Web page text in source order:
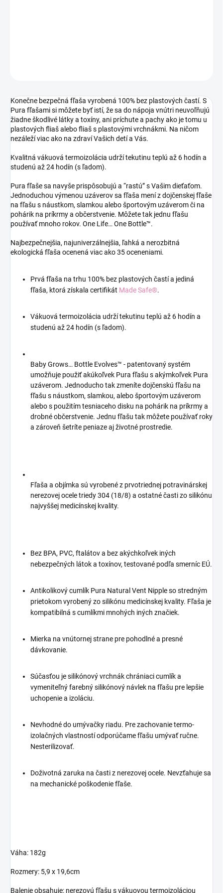
Konečne bezpečná fľaša vyrobená 100% bez plastových častí. S
Pura fľašami si môžete byť istí, že sa do nápoja vnútri neuvoľňujú
žiadne škodlivé látky a toxíny, ani príchute a pachy ako je tomu u
plastových fliaš alebo fliaš s plastovými vrchnákmi. Na ničom
nezáleží viac ako na zdraví Vašich detí a Vás.
Kvalitná vákuová termoizolácia udrží tekutinu teplú až 6 hodín a
studenú až 24 hodín (s ľadom).
Pura fľaše sa navyše prispôsobujú a “rastú” s Vašim dieťaťom.
Jednoduchou výmenou uzáverov sa fľaša mení z dojčenskej fľaše
na fľašu s náustkom, slamkou alebo športovým uzáverom či na
pohárik na príkrmy a občerstvenie. Môžete tak jednu fľašu
používať mnoho rokov. One Life… One Bottle™.
Najbezpečnejšia, najuniverzálnejšia, ľahká a nerozbitná
ekologická fľaša ocenená viac ako 35 oceneniami.
Prvá fľaša na trhu 100% bez plastových častí a jediná
fľaša, ktorá získala certifikát Made Safe®.
Vákuová termoizolácia udrží tekutinu teplú až 6 hodín a
studenú až 24 hodín (s ľadom).
Baby Grows… Bottle Evolves™ - patentovaný systém
umožňuje použiť akúkoľvek Pura fľašu s akýmkoľvek Pura
uzáverom. Jednoducho tak zmeníte dojčenskú fľašu na
fľašu s náustkom, slamkou, alebo športovým uzáverom
alebo s použitím tesniaceho disku na pohárik na príkrmy a
drobné občerstvenie. Jednu fľašu tak môžete používať roky
a zároveň šetríte peniaze aj životné prostredie.
Fľaša a objímka sú vyrobené z prvotriednej potravinárskej
nerezovej ocele triedy 304 (18/8) a ostatné časti zo silikónu
najvyššej medicínskej kvality.
Bez BPA, PVC, ftalátov a bez akýchkoľvek iných
nebezpečných látok a toxínov, testované podľa smerníc EÚ.
Antikolikový cumlík Pura Natural Vent Nipple so stredným
prietokom vyrobený zo silikónu medicínskej kvality. Fľaša je
kompatibilná s cumlíkmi mnohých iných značiek.
Mierka na vnútornej strane pre pohodlné a presné
dávkovanie.
Súčasťou je silikónový vrchnák chrániaci cumlík a
vymeniteľný farebný silikónový návlek na fľašu pre lepšie
uchopenie a izoláciu.
Nevhodné do umývačky riadu. Pre zachovanie termo-
izolačných vlastností odporúčame fľašu umývať ručne.
Nesterilizovať.
Doživotná zaruka na časti z nerezovej ocele. Nevzťahuje sa
na mechanické poškodenie fľaše.
Váha: 182g
Rozmery: 5,9 x 19,6cm
Balenie obsahuje: nerezovú fľašu s vákuovou termoizoláciou